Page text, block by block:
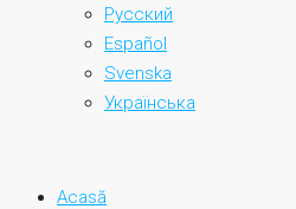
Русский
Español
Svenska
Українська
Acasă